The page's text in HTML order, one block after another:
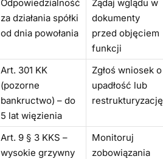
Odpowiedzialność
za działania spółki
od dnia powołania
Żądaj wglądu w
dokumenty
przed objęciem
funkcji
Art. 301 KK
(pozorne
bankructwo) – do
5 lat więzienia
Zgłoś wniosek o
upadłość lub
restrukturyzację
Art. 9 § 3 KKS –
wysokie grzywny
Monitoruj
zobowiązania